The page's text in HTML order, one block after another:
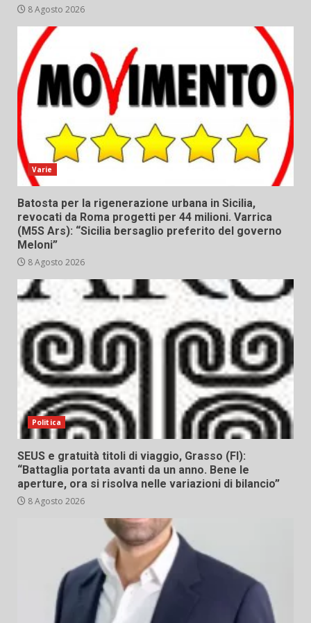
8 Agosto 2026
Varie
Batosta per la rigenerazione urbana in Sicilia,
revocati da Roma progetti per 44 milioni. Varrica
(M5S Ars): “Sicilia bersaglio preferito del governo
Meloni”
8 Agosto 2026
Politica
SEUS e gratuità titoli di viaggio, Grasso (FI):
“Battaglia portata avanti da un anno. Bene le
aperture, ora si risolva nelle variazioni di bilancio”
8 Agosto 2026